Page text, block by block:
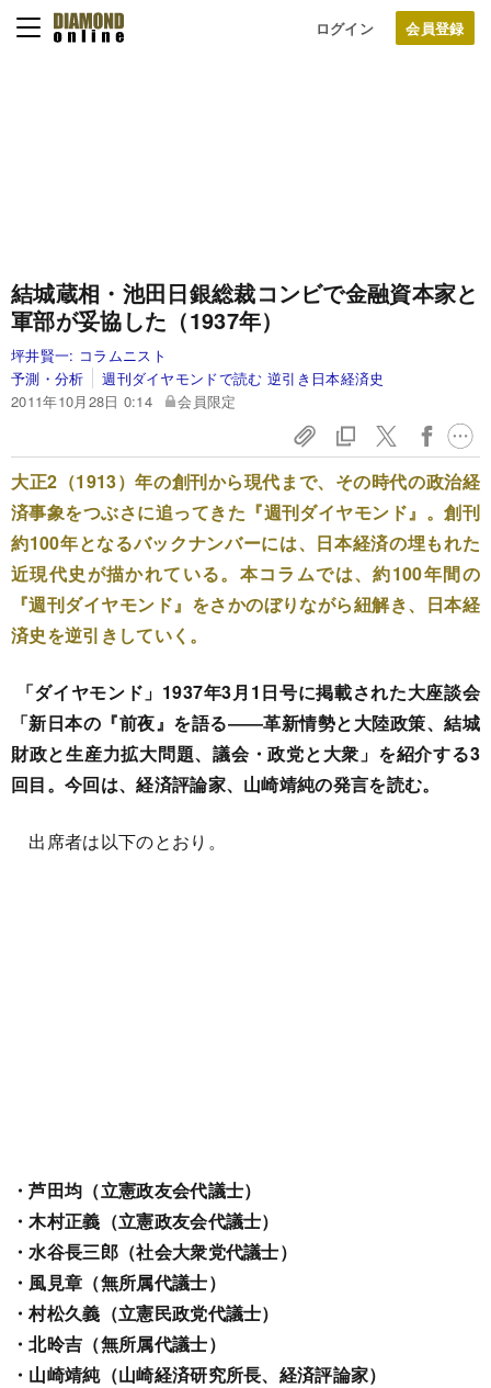
ログイン
結城蔵相・池田日銀総裁コンビで金融資本家と
軍部が妥協した（1937年）
坪井賢一: コラムニスト
予測・分析
週刊ダイヤモンドで読む 逆引き日本経済史
2011年10月28日 0:14
会員限定
大正2（1913）年の創刊から現代まで、その時代の政治経
済事象をつぶさに追ってきた『週刊ダイヤモンド』。創刊
約100年となるバックナンバーには、日本経済の埋もれた
近現代史が描かれている。本コラムでは、約100年間の
『週刊ダイヤモンド』をさかのぼりながら紐解き、日本経
済史を逆引きしていく。
「ダイヤモンド」1937年3月1日号に掲載された大座談会
「新日本の『前夜』を語る――革新情勢と大陸政策、結城
財政と生産力拡大問題、議会・政党と大衆」を紹介する3
回目。今回は、経済評論家、山崎靖純の発言を読む。
出席者は以下のとおり。
・芦田均（立憲政友会代議士）
・木村正義（立憲政友会代議士）
・水谷長三郎（社会大衆党代議士）
・風見章（無所属代議士）
・村松久義（立憲民政党代議士）
・北昤吉（無所属代議士）
・山崎靖純（山崎経済研究所長、経済評論家）